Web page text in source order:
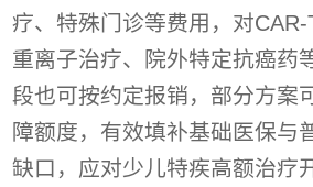
疗、特殊门诊等费用，对
重离子治疗、院外特定抗癌药
段也可按约定报销，部分方案
障额度，有效填补基础医保与
缺口，应对少儿特疾高额治疗